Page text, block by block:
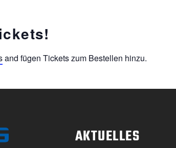
and fügen Tickets zum Bestellen hinzu.
AKTUELLES